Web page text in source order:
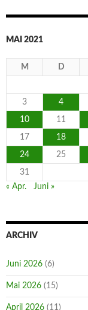
MAI 2021
M D
3 4
10 11
17 18
24 25
31
« Apr.
Juni »
ARCHIV
Juni 2026 (6)
Mai 2026 (15)
April 2026 (11)